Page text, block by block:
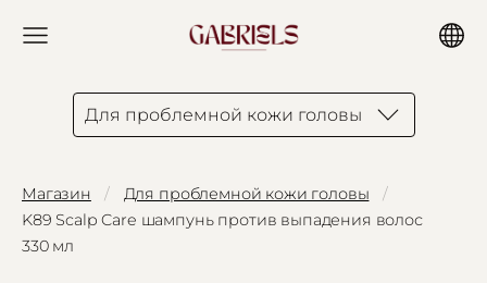
Для проблемной кожи головы
Магазин
Для проблемной кожи головы
K89 Scalp Care шампунь против выпадения волос
330 мл